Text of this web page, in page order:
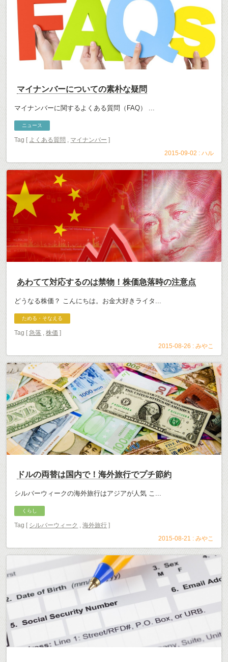
マイナンバーについての素朴な疑問
マイナンバーに関するよくある質問（FAQ） ...
ニュース
Tag [ よくある質問 , マイナンバー ]
2015-09-02 : ハル
あわてて対応するのは禁物！株価急落時の注意点
どうなる株価？ こんにちは。お金大好きライタ...
ためる・そなえる
Tag [急落 ,株価 ]
2015-08-26 : みやこ
ドルの両替は国内で！海外旅行でプチ節約
シルバーウィークの海外旅行はアジアが人気 こ...
くらし
Tag [ シルバーウィーク ,海外旅行 ]
2015-08-21 : みやこ